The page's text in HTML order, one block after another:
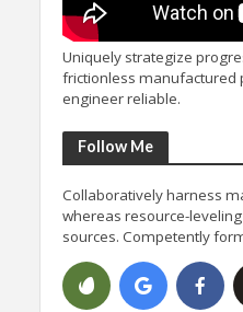
Uniquely strategize
frictionless manufactured
engineer reliable.
Follow Me
Collaboratively harness
whereas resource-
sources. Competently